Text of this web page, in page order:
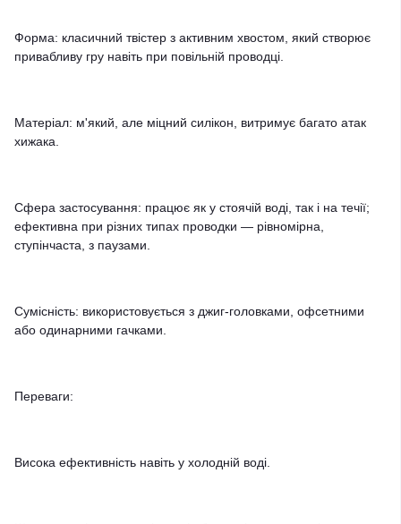
Форма: класичний твістер з активним хвостом, який створює
привабливу гру навіть при повільній проводці.
Матеріал: м'який, але міцний силікон, витримує багато атак
хижака.
Сфера застосування: працює як у стоячій воді, так і на течії;
ефективна при різних типах проводки — рівномірна,
ступінчаста, з паузами.
Сумісність: використовується з джиг-головками, офсетними
або одинарними гачками.
Переваги:
Висока ефективність навіть у холодній воді.